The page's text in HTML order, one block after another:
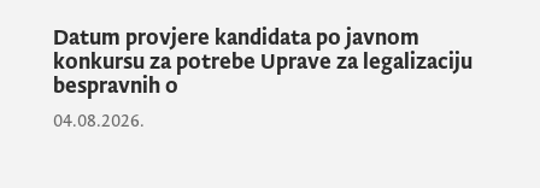
Datum provjere kandidata po javnom
konkursu za potrebe Uprave za legalizaciju
bespravnih o
04.08.2026.